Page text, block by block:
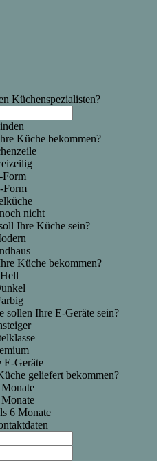
Küchenspezialisten?
Küche bekommen?
Form
nicht
Ihre Küche sein?
Küche bekommen?
Hell
sollen Ihre E-Geräte sein?
E-Geräte
geliefert bekommen?
6 Monate